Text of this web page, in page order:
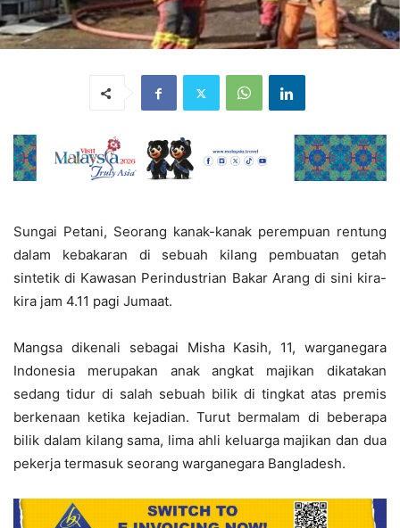
Sungai Petani, Seorang kanak-kanak perempuan rentung
dalam kebakaran di sebuah kilang pembuatan getah
sintetik di Kawasan Perindustrian Bakar Arang di sini kira-
kira jam 4.11 pagi Jumaat.
Mangsa dikenali sebagai Misha Kasih, 11, warganegara
Indonesia merupakan anak angkat majikan dikatakan
sedang tidur di salah sebuah bilik di tingkat atas premis
berkenaan ketika kejadian. Turut bermalam di beberapa
bilik dalam kilang sama, lima ahli keluarga majikan dan dua
pekerja termasuk seorang warganegara Bangladesh.